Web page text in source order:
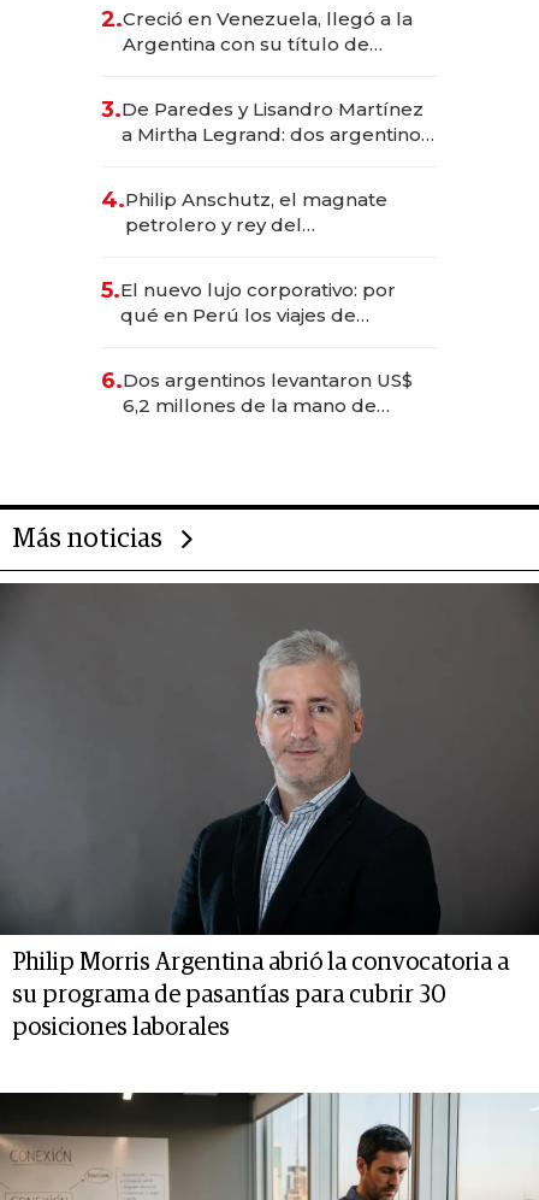
2.Creció en Venezuela, llegó a la
Argentina con su título de
las marcas "fast premium"
3.De Paredes y Lisandro Martínez
a Mirtha Legrand: dos argentinos
4.Philip Anschutz, el magnate
petrolero y rey del
Fénix
5.El nuevo lujo corporativo: por
qué en Perú los viajes de
para convertirse en experiencias
transformadoras
6.Dos argentinos levantaron US$
6,2 millones de la mano de
Más noticias
Philip Morris Argentina abrió la convocatoria a
su programa de pasantías para cubrir 30
posiciones laborales